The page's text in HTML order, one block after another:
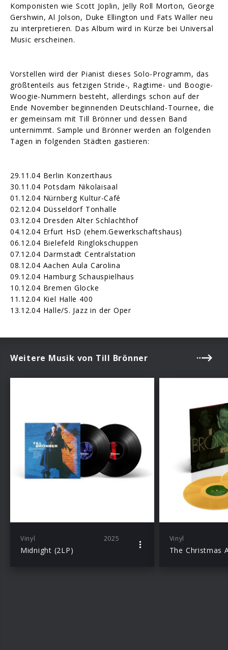
Komponisten wie Scott Joplin, Jelly Roll Morton, George
Gershwin, Al Jolson, Duke Ellington und Fats Waller neu
zu interpretieren. Das Album wird in Kürze bei Universal
Music erscheinen.
Vorstellen wird der Pianist dieses Solo-Programm, das
größtenteils aus fetzigen Stride-, Ragtime- und Boogie-
Woogie-Nummern besteht, allerdings schon auf der
Ende November beginnenden Deutschland-Tournee, die
er gemeinsam mit Till Brönner und dessen Band
unternimmt. Sample und Brönner werden an folgenden
Tagen in folgenden Städten gastieren:
29.11.04 Berlin Konzerthaus
30.11.04 Potsdam Nikolaisaal
01.12.04 Nürnberg Kultur-Café
02.12.04 Düsseldorf Tonhalle
03.12.04 Dresden Alter Schlachthof
04.12.04 Erfurt HsD (ehem.Gewerkschaftshaus)
06.12.04 Bielefeld Ringlokschuppen
07.12.04 Darmstadt Centralstation
08.12.04 Aachen Aula Carolina
09.12.04 Hamburg Schauspielhaus
10.12.04 Bremen Glocke
11.12.04 Kiel Halle 400
13.12.04 Halle/S. Jazz in der Oper
Weitere Musik von Till Brönner
Vinyl 2025
Midnight (2LP)
Vinyl